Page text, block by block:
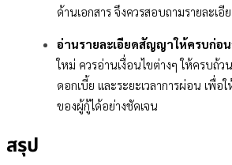
ด้านเอกสาร จึงควรสอบถามรายละเ
อ่านรายละเอียดสัญญาให้ครบก่อ
ใหม่ ควรอ่านเงื่อนไขต่างๆ ให้ครบถ้ว
ดอกเบี้ย และระยะเวลาการผ่อน เพื่อ
ของผู้กู้ได้อย่างชัดเจน
สรุป